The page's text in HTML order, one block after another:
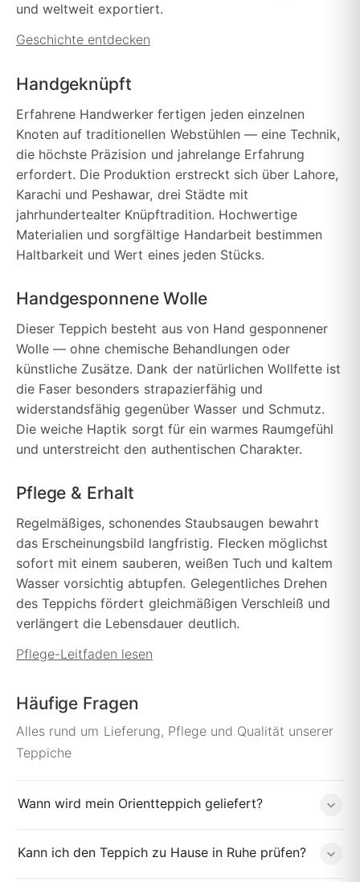
und weltweit exportiert.
Geschichte entdecken
Handgeknüpft
Erfahrene Handwerker fertigen jeden einzelnen
Knoten auf traditionellen Webstühlen — eine Technik,
die höchste Präzision und jahrelange Erfahrung
erfordert. Die Produktion erstreckt sich über Lahore,
Karachi und Peshawar, drei Städte mit
jahrhundertealter Knüpftradition. Hochwertige
Materialien und sorgfältige Handarbeit bestimmen
Haltbarkeit und Wert eines jeden Stücks.
Handgesponnene Wolle
Dieser Teppich besteht aus von Hand gesponnener
Wolle — ohne chemische Behandlungen oder
künstliche Zusätze. Dank der natürlichen Wollfette ist
die Faser besonders strapazierfähig und
widerstandsfähig gegenüber Wasser und Schmutz.
Die weiche Haptik sorgt für ein warmes Raumgefühl
und unterstreicht den authentischen Charakter.
Pflege & Erhalt
Regelmäßiges, schonendes Staubsaugen bewahrt
das Erscheinungsbild langfristig. Flecken möglichst
sofort mit einem sauberen, weißen Tuch und kaltem
Wasser vorsichtig abtupfen. Gelegentliches Drehen
des Teppichs fördert gleichmäßigen Verschleiß und
verlängert die Lebensdauer deutlich.
Pflege-Leitfaden lesen
Häufige Fragen
Alles rund um Lieferung, Pflege und Qualität unserer
Teppiche
Wann wird mein Orientteppich geliefert?
Kann ich den Teppich zu Hause in Ruhe prüfen?